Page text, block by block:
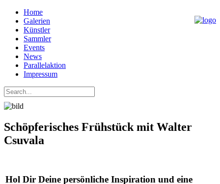
Home
Galerien
Künstler
Sammler
Events
News
Parallelaktion
Impressum
Schöpferisches Frühstück mit Walter
Csuvala
Hol Dir Deine persönliche Inspiration und eine